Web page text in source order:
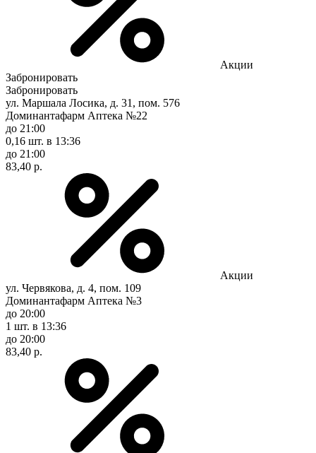
Акции
Забронировать
Забронировать
ул. Маршала Лосика, д. 31, пом. 576
Доминантафарм Аптека №22
до 21:00
0,16 шт. в 13:36
до 21:00
83,40 р.
Акции
ул. Червякова, д. 4, пом. 109
Доминантафарм Аптека №3
до 20:00
1 шт. в 13:36
до 20:00
83,40 р.